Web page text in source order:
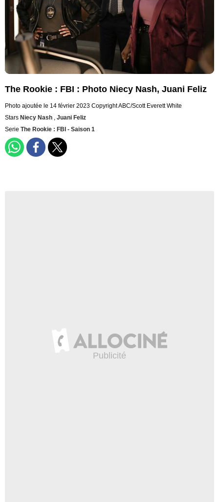
The Rookie : FBI : Photo Niecy Nash, Juani Feliz
Photo ajoutée le 14 février 2023 Copyright ABC/Scott Everett White
Stars Niecy Nash , Juani Feliz
Serie The Rookie : FBI - Saison 1